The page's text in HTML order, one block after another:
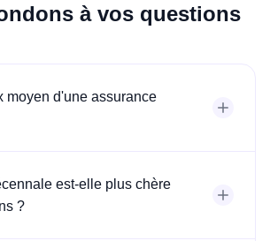
à vos questions
moyen d'une assurance
est-elle plus chère
?